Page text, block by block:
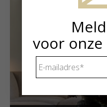
voor
mailadres *